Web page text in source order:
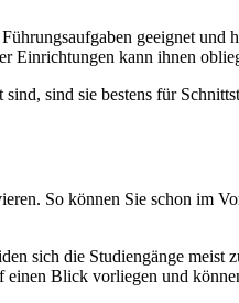
geeignet
Einrichtungen kann ihnen
sind sie bestens für
So können Sie schon im
sich die Studiengänge
Blick vorliegen und